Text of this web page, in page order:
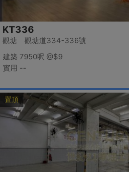
KT336
觀塘 觀塘道334-336號
建築 7950呎 @$9
實用 --
置頂